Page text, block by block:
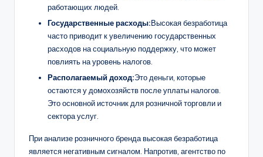
работающих людей.
Государственные расходы:Высокая безработица
часто приводит к увеличению государственных
расходов на социальную поддержку, что может
повлиять на уровень налогов.
Располагаемый доход:Это деньги, которые
остаются у домохозяйств после уплаты налогов.
Это основной источник для розничной торговли и
сектора услуг.
При анализе розничного бренда высокая безработица
является негативным сигналом. Напротив, агентство по